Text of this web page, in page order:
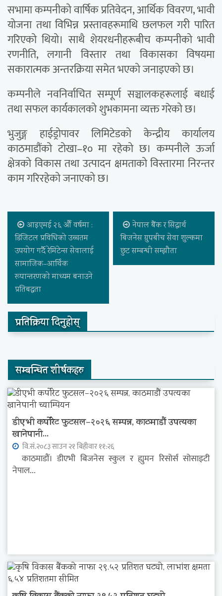
सभामा कम्पनीको वार्षिक प्रतिवेदन, आर्थिक विवरण, भावी
योजना तथा विभिन्न प्रस्तावहरूमाथि छलफल गरी पारित
गरिएको थियो। साथै शेयरधनीहरूबीच कम्पनीको भावी
रणनीति, लगानी विस्तार तथा विकासका विषयमा
सकारात्मक अन्तरक्रिया समेत भएको जनाइएको छ।
कम्पनीले नवनिर्वाचित सम्पूर्ण सञ्चालकहरूलाई बधाई
तथा सफल कार्यकालको शुभकामना व्यक्त गरेको छ।
भुजुङ्ग हाईड्रोपावर लिमिटेडको केन्द्रीय कार्यालय
काठमाडौंको टोखा–१० मा रहेको छ। कम्पनीले ऊर्जा
क्षेत्रको विकास तथा उत्पादन क्षमताको विस्तारमा निरन्तर
काम गरिरहेको जनाएको छ।
आइएमई २६ औँ वर्षमा :
डिजिटल प्रविधिको उच्चतम
उपयोग गर्दै रेमिटेन्स सेवालाई
सामाजिक–आर्थिक
रूपान्तरणको माध्यम बनाउने
प्रतिबद्धता
नेपाल बैंक र सिद्धार्थ
बिजनेस ग्रुपबीच सेवा शुल्कमा
छुट सम्बन्धी सम्झौता
प्रतिक्रिया दिनुहोस्
सम्बन्धित शीर्षकहरु
डीएभी कर्पोरेट फुटसल–२०२६ सम्पन्न, काठमाडौं उपत्यका
खानेपानी...
वि.सं.२०८३ साउन २१ बिहीवार ११:२६
काठमाडौं। डीएभी बिजनेस स्कुल र ह्युमन रिसोर्स सोसाइटी
नेपाल...